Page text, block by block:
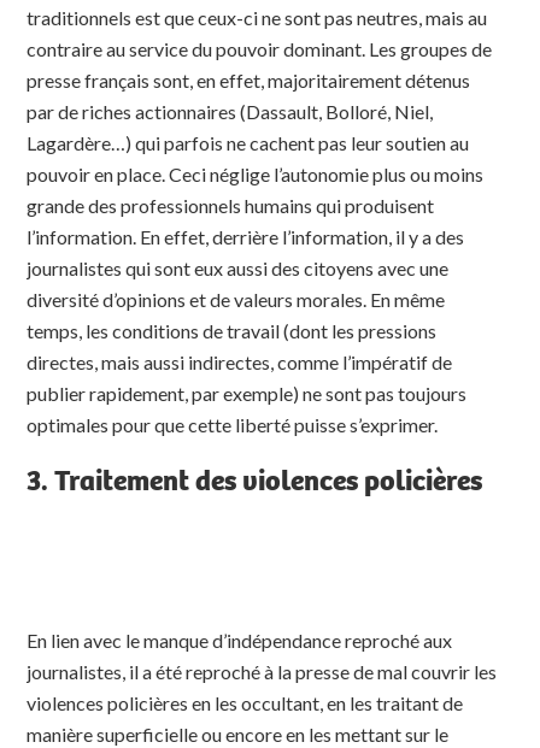
traditionnels est que ceux-ci ne sont pas neutres, mais au
contraire au service du pouvoir dominant. Les groupes de
presse français sont, en effet, majoritairement détenus
par de riches actionnaires (Dassault, Bolloré, Niel,
Lagardère…) qui parfois ne cachent pas leur soutien au
pouvoir en place. Ceci néglige l’autonomie plus ou moins
grande des professionnels humains qui produisent
l’information. En effet, derrière l’information, il y a des
journalistes qui sont eux aussi des citoyens avec une
diversité d’opinions et de valeurs morales. En même
temps, les conditions de travail (dont les pressions
directes, mais aussi indirectes, comme l’impératif de
publier rapidement, par exemple) ne sont pas toujours
optimales pour que cette liberté puisse s’exprimer.
3. Traitement des violences policières
En lien avec le manque d’indépendance reproché aux
journalistes, il a été reproché à la presse de mal couvrir les
violences policières en les occultant, en les traitant de
manière superficielle ou encore en les mettant sur le